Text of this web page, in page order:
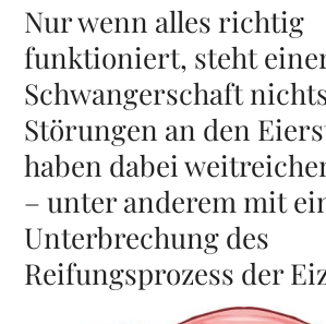
Nur wenn alles richtig
funktioniert, steht
Schwangerschaft
Störungen an den
haben dabei
– unter anderem mit
Unterbrechung des
Reifungsprozess der